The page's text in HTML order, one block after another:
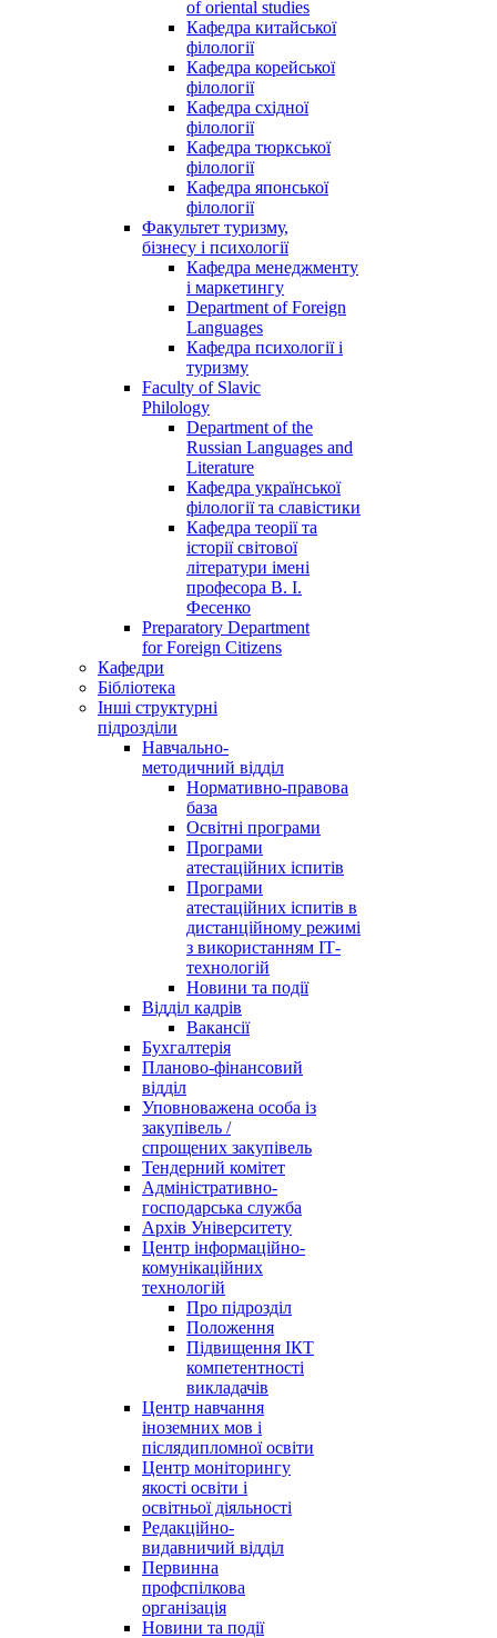
of oriental studies
Кафедра китайської
філології
Кафедра корейської
філології
Кафедра східної
філології
Кафедра тюркської
філології
Кафедра японської
філології
Факультет туризму,
бізнесу і психології
Кафедра менеджменту
і маркетингу
Department of Foreign
Languages
Кафедра психології і
туризму
Faculty of Slavic
Philology
Department of the
Russian Languages and
Literature
Кафедра української
філології та славістики
Кафедра теорії та
історії світової
літератури імені
професора В. І.
Фесенко
Preparatory Department
for Foreign Citizens
Кафедри
Бібліотека
Інші структурні
підрозділи
Навчально-
методичний відділ
Нормативно-правова
база
Освітні програми
Програми
атестаційних іспитів
Програми
атестаційних іспитів в
дистанційному режимі
з використанням ІТ-
технологій
Новини та події
Відділ кадрів
Вакансії
Бухгалтерія
Планово-фінансовий
відділ
Уповноважена особа із
закупівель /
спрощених закупівель
Тендерний комітет
Адміністративно-
господарська служба
Архів Університету
Центр інформаційно-
комунікаційних
технологій
Про підрозділ
Положення
Підвищення ІКТ
компетентності
викладачів
Центр навчання
іноземних мов і
післядипломної освіти
Центр моніторингу
якості освіти і
освітньої діяльності
Редакційно-
видавничий відділ
Первинна
профспілкова
організація
Новини та події